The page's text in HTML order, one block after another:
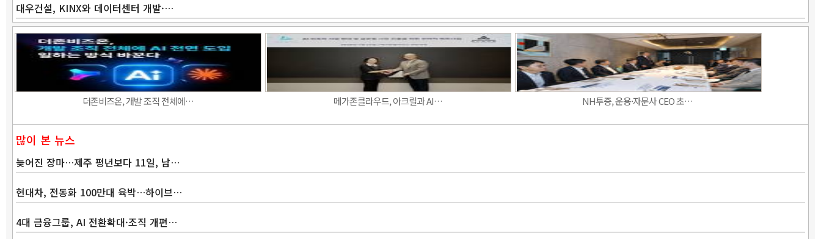
대우건설, KINX와 데이터센터 개발·…
더존비즈온, 개발 조직 전체에… 메가존클라우드, 아크릴과 AI… NH투증, 운용·자문사 CEO 초…
많이 본 뉴스
늦어진 장마…제주 평년보다 11일, 남…
현대차, 전동화 100만대 육박…하이브…
4대 금융그룹, AI 전환확대·조직 개편…